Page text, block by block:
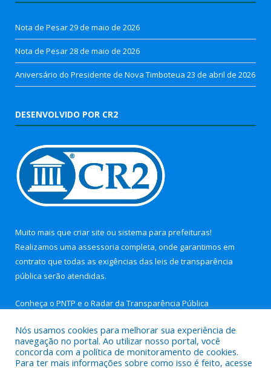
Nota de Pesar29 de maio de 2026
Nota de Pesar28 de maio de 2026
Aniversário do Presidente de Nova Timboteua 23 de abril de 2026
DESENVOLVIDO POR CR2
Muito mais que criar site ou sistema para prefeituras!
Realizamos uma assessoria completa, onde garantimos em
contrato que todas as exigências das leis de transparência
pública serão atendidas.
Conheça o PNTP e o Radar da Transparência Pública
Nós usamos cookies para melhorar sua experiência de
navegação no portal. Ao utilizar nosso portal, você
concorda com a política de monitoramento de cookies.
Para ter mais informações sobre como isso é feito, acesse